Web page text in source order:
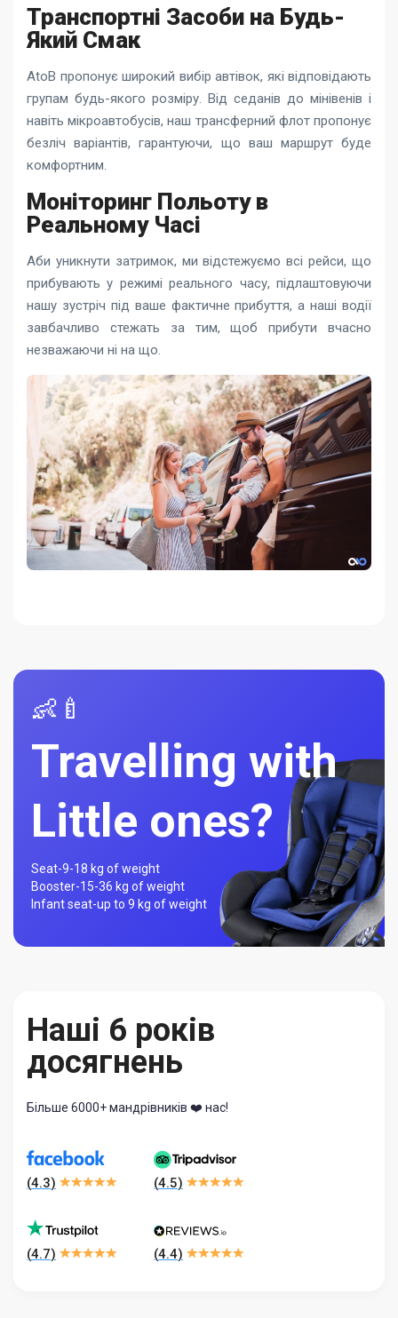
Транспортні Засоби на Будь-
Який Смак
AtoB пропонує широкий вибір автівок, які відповідають
групам будь-якого розміру. Від седанів до мінівенів і
навіть мікроавтобусів, наш трансферний флот пропонує
безліч варіантів, гарантуючи, що ваш маршрут буде
комфортним.
Моніторинг Польоту в
Реальному Часі
Аби уникнути затримок, ми відстежуємо всі рейси, що
прибувають у режимі реального часу, підлаштовуючи
нашу зустріч під ваше фактичне прибуття, а наші водії
завбачливо стежать за тим, щоб прибути вчасно
незважаючи ні на що.
👶🍼
Travelling with
Little ones?
Seat-9-18 kg of weight
Booster-15-36 kg of weight
Infant seat-up to 9 kg of weight
Наші 6 років
досягнень
Більше 6000+ мандрівників ❤️ нас!
(4.3) (4.5)
(4.7) (4.4)